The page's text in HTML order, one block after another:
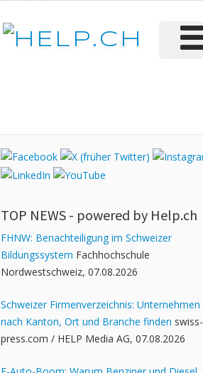
TOP NEWS - powered by Help.ch
FHNW: Benachteiligung im Schweizer
Bildungssystem Fachhochschule
Nordwestschweiz, 07.08.2026
Schweizer Firmenverzeichnis: Unternehmen
nach Kanton, Ort und Branche finden swiss-
press.com / HELP Media AG, 07.08.2026